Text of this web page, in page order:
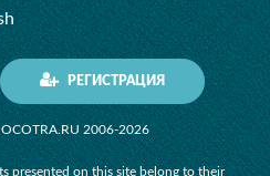
РЕГИСТРАЦИЯ
2006-2026
presented on this site belong to their